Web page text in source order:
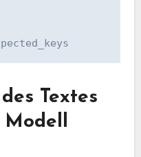
Textes
Modell